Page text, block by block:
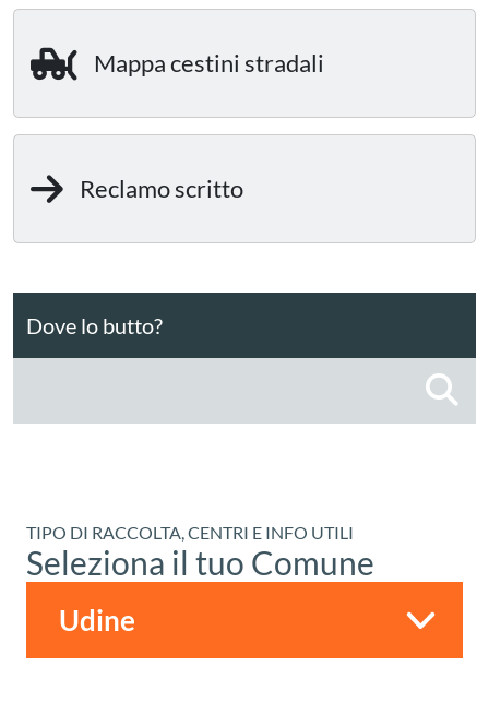
Mappa cestini stradali
Reclamo scritto
Dove lo butto?
TIPO DI RACCOLTA, CENTRI E INFO UTILI
Seleziona il tuo Comune